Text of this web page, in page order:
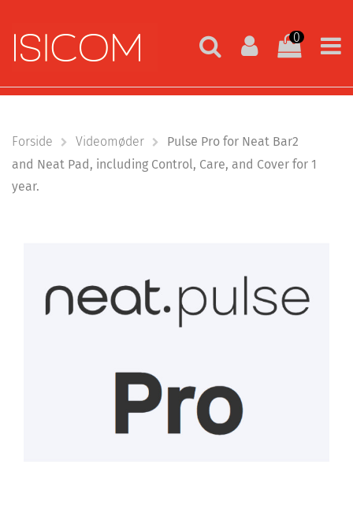
0
Forside Videomøder
Pulse Pro for Neat Bar2
and Neat Pad, including Control, Care, and Cover for 1
year.